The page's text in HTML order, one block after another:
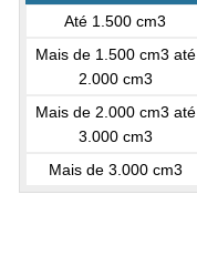
Até 1.500 cm3
Mais de 1.500 cm3 até
2.000 cm3
Mais de 2.000 cm3 até
3.000 cm3
Mais de 3.000 cm3